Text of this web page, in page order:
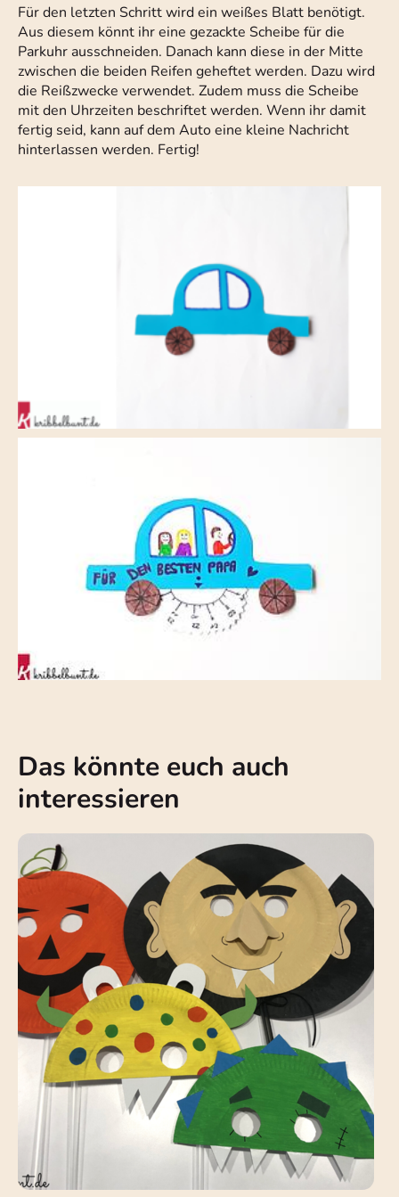
Für den letzten Schritt wird ein weißes Blatt benötigt.
Aus diesem könnt ihr eine gezackte Scheibe für die
Parkuhr ausschneiden. Danach kann diese in der Mitte
zwischen die beiden Reifen geheftet werden. Dazu wird
die Reißzwecke verwendet. Zudem muss die Scheibe
mit den Uhrzeiten beschriftet werden. Wenn ihr damit
fertig seid, kann auf dem Auto eine kleine Nachricht
hinterlassen werden. Fertig!
Das könnte euch auch
interessieren